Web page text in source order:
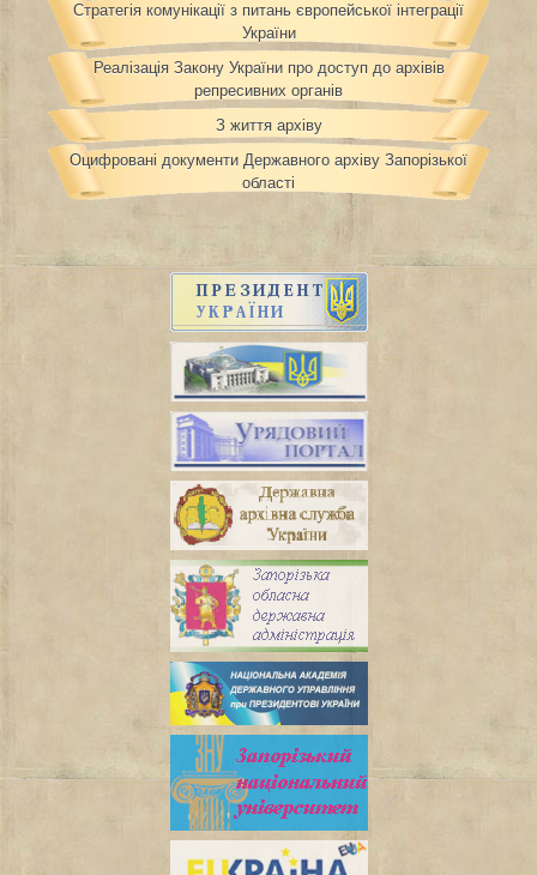
Стратегія комунікації з питань європейської інтеграції
України
Реалізація Закону України про доступ до архівів
репресивних органів
З життя архіву
Оцифровані документи Державного архіву Запорізької
області